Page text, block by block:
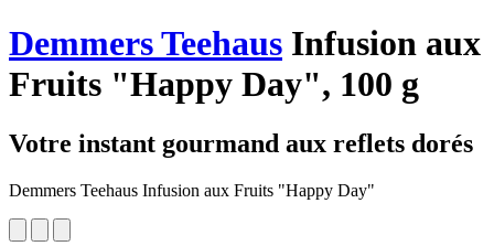
Demmers Teehaus Infusion aux
Fruits "Happy Day", 100 g
Votre instant gourmand aux reflets dorés
Demmers Teehaus Infusion aux Fruits "Happy Day"